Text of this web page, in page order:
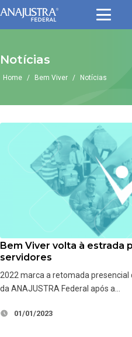
para
conteúdo
Notícias
Home / Bem Viver / Notícias
Bem Viver volta à estrada
servidores
2022 marca a retomada presencial
da ANAJUSTRA Federal após a…
01/01/2023